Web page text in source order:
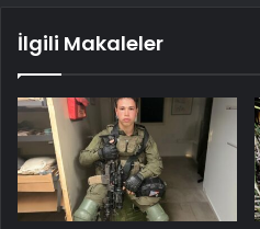
İlgili Makaleler